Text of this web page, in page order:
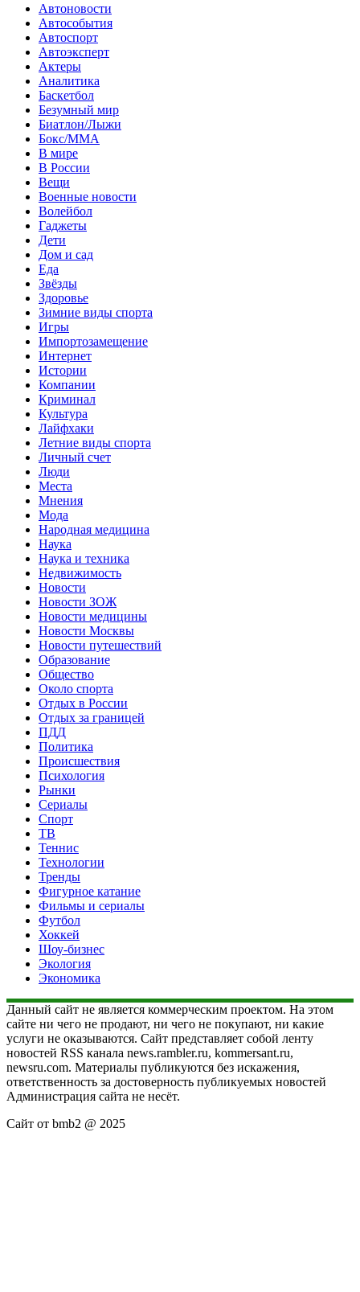
Автоновости
Автособытия
Автоспорт
Автоэксперт
Актеры
Аналитика
Баскетбол
Безумный мир
Биатлон/Лыжи
Бокс/MMA
В мире
В России
Вещи
Военные новости
Волейбол
Гаджеты
Дети
Дом и сад
Еда
Звёзды
Здоровье
Зимние виды спорта
Игры
Импортозамещение
Интернет
Истории
Компании
Криминал
Культура
Лайфхаки
Летние виды спорта
Личный счет
Люди
Места
Мнения
Мода
Народная медицина
Наука
Наука и техника
Недвижимость
Новости
Новости ЗОЖ
Новости медицины
Новости Москвы
Новости путешествий
Образование
Общество
Около спорта
Отдых в России
Отдых за границей
ПДД
Политика
Происшествия
Психология
Рынки
Сериалы
Спорт
ТВ
Теннис
Технологии
Тренды
Фигурное катание
Фильмы и сериалы
Футбол
Хоккей
Шоу-бизнес
Экология
Экономика
Данный сайт не является коммерческим проектом. На этом
сайте ни чего не продают, ни чего не покупают, ни какие
услуги не оказываются. Сайт представляет собой ленту
новостей RSS канала news.rambler.ru, kommersant.ru,
newsru.com. Материалы публикуются без искажения,
ответственность за достоверность публикуемых новостей
Администрация сайта не несёт.
Сайт от bmb2 @ 2025